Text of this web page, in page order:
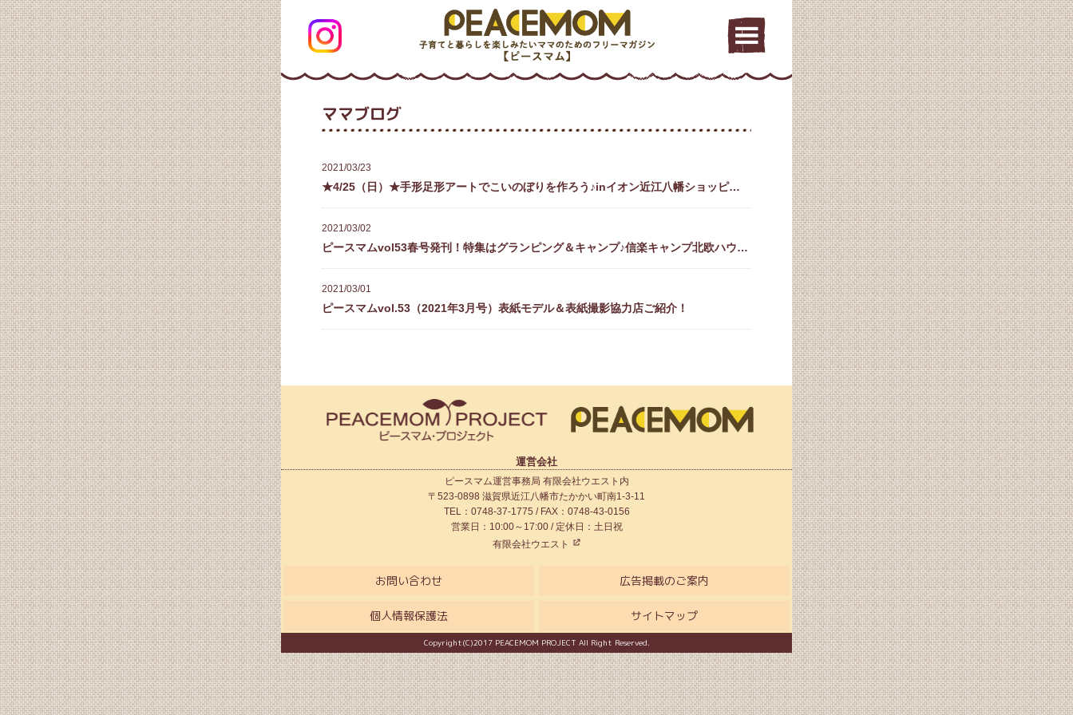
ママブログ
2021/03/23
★4/25（日）★手形足形アートでこいのぼりを作ろう♪inイオン近江八幡ショッピ…
2021/03/02
ピースマムvol53春号発刊！特集はグランピング＆キャンプ♪信楽キャンプ北欧ハウ…
2021/03/01
ピースマムvol.53（2021年3月号）表紙モデル＆表紙撮影協力店ご紹介！
運営会社
ピースマム運営事務局 有限会社ウエスト内
〒523-0898 滋賀県近江八幡市たかかい町南1-3-11
TEL：0748-37-1775 / FAX：0748-43-0156
営業日：10:00～17:00 / 定休日：土日祝
有限会社ウエスト
お問い合わせ 広告掲載のご案内
個人情報保護法 サイトマップ
Copyright(C)2017 PEACEMOM PROJECT All Right Reserved.